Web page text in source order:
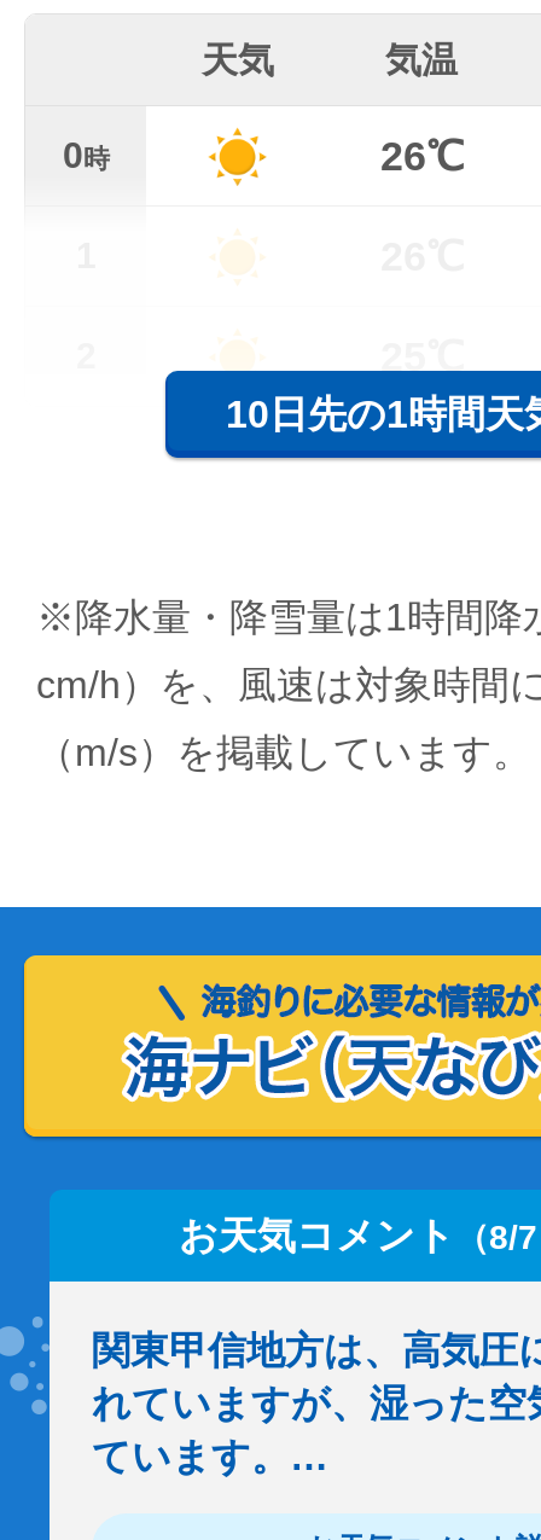
天気 気温
0時 26℃
10日先の1時間天
※降水量・降雪量は1時間降
cm/h）を、風速は対象時間
（m/s）を掲載しています。
お天気コメント （8/
関東甲信地方は、高気圧
れていますが、湿った空
ています。…